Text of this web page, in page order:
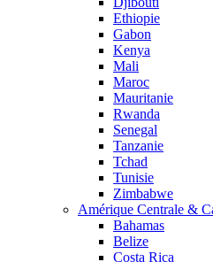
Ethiopie
Gabon
Kenya
Mali
Maroc
Mauritanie
Rwanda
Senegal
Tanzanie
Tchad
Tunisie
Zimbabwe
Amérique Centrale &
Bahamas
Belize
Costa Rica